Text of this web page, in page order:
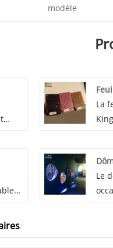
modèle
de
La
Le